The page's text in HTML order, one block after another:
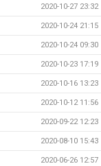
2020-10-27 23:32
2020-10-24 21:15
2020-10-24 09:30
2020-10-23 17:19
2020-10-16 13:23
2020-10-12 11:56
2020-09-22 12:23
2020-08-10 15:43
2020-06-26 12:57